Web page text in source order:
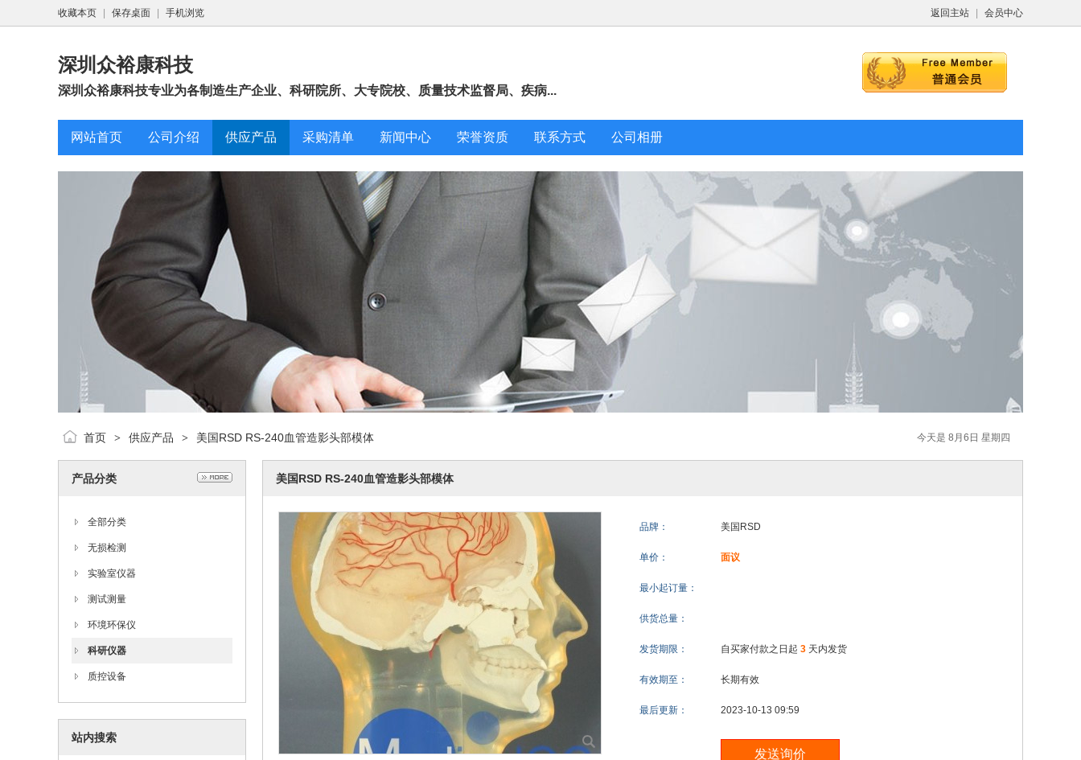
返回主站 会员中心
收藏本页 保存桌面 手机浏览
深圳众裕康科技
深圳众裕康科技专业为各制造生产企业、科研院所、大专院校、质量技术监督局、疾病...
网站首页 公司介绍 供应产品 采购清单 新闻中心 荣誉资质 联系方式 公司相册
今天是 8月6日 星期四
首页 > 供应产品 > 美国RSD RS-240血管造影头部模体
产品分类
全部分类
无损检测
实验室仪器
测试测量
环境环保仪
科研仪器
质控设备
站内搜索
美国RSD RS-240血管造影头部模体
品牌： 美国RSD
单价： 面议
最小起订量：
供货总量：
发货期限： 自买家付款之日起 3 天内发货
有效期至： 长期有效
最后更新： 2023-10-13 09:59